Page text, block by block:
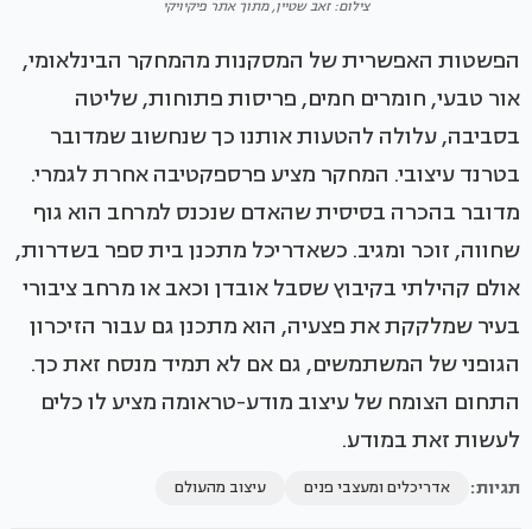
צילום: זאב שטיין, מתוך אתר פיקיויקי
הפשטות האפשרית של המסקנות מהמחקר הבינלאומי,
אור טבעי, חומרים חמים, פריסות פתוחות, שליטה
בסביבה, עלולה להטעות אותנו כך שנחשוב שמדובר
בטרנד עיצובי. המחקר מציע פרספקטיבה אחרת לגמרי.
מדובר בהכרה בסיסית שהאדם שנכנס למרחב הוא גוף
שחווה, זוכר ומגיב. כשאדריכל מתכנן בית ספר בשדרות,
אולם קהילתי בקיבוץ שסבל אובדן וכאב או מרחב ציבורי
בעיר שמלקקת את פצעיה, הוא מתכנן גם עבור הזיכרון
הגופני של המשתמשים, גם אם לא תמיד מנסח זאת כך.
התחום הצומח של עיצוב מודע-טראומה מציע לו כלים
לעשות זאת במודע.
תגיות: אדריכלים ומעצבי פנים עיצוב מהעולם